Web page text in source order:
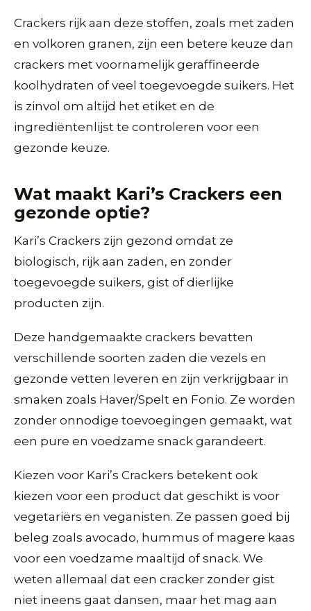
Crackers rijk aan deze stoffen, zoals met zaden
en volkoren granen, zijn een betere keuze dan
crackers met voornamelijk geraffineerde
koolhydraten of veel toegevoegde suikers. Het
is zinvol om altijd het etiket en de
ingrediëntenlijst te controleren voor een
gezonde keuze.
Wat maakt Kari’s Crackers een
gezonde optie?
Kari’s Crackers zijn gezond omdat ze
biologisch, rijk aan zaden, en zonder
toegevoegde suikers, gist of dierlijke
producten zijn.
Deze handgemaakte crackers bevatten
verschillende soorten zaden die vezels en
gezonde vetten leveren en zijn verkrijgbaar in
smaken zoals Haver/Spelt en Fonio. Ze worden
zonder onnodige toevoegingen gemaakt, wat
een pure en voedzame snack garandeert.
Kiezen voor Kari’s Crackers betekent ook
kiezen voor een product dat geschikt is voor
vegetariërs en veganisten. Ze passen goed bij
beleg zoals avocado, hummus of magere kaas
voor een voedzame maaltijd of snack. We
weten allemaal dat een cracker zonder gist
niet ineens gaat dansen, maar het mag aan